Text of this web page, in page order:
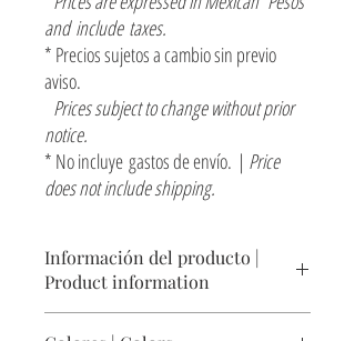
and include taxes.
* Precios sujetos a cambio sin previo
aviso.
Prices subject to change without prior
notice.
* No incluye gastos de envío. | Price
does not include shipping.
Información del producto |
Product information